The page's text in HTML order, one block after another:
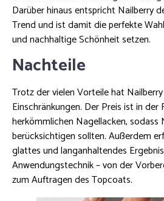
Darüber hinaus entspricht Nailberry
Trend und ist damit die perfekte
und nachhaltige Schönheit setzen.
Nachteile
Trotz der vielen Vorteile hat
Einschränkungen. Der Preis ist in der
herkömmlichen Nagellacken,
berücksichtigen sollten. Außerdem
glattes und langanhaltendes
Anwendungstechnik – von der
zum Auftragen des Topcoats.